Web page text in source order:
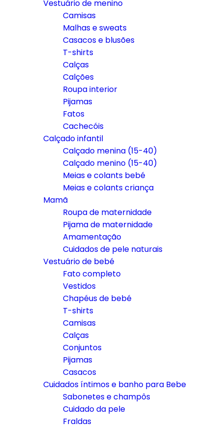
Vestuário de menino
Camisas
Malhas e sweats
Casacos e blusões
T-shirts
Calças
Calções
Roupa interior
Pijamas
Fatos
Cachecóis
Calçado infantil
Calçado menina (15-40)
Calçado menino (15-40)
Meias e colants bebé
Meias e colants criança
Mamã
Roupa de maternidade
Pijama de maternidade
Amamentação
Cuidados de pele naturais
Vestuário de bebé
Fato completo
Vestidos
Chapéus de bebé
T-shirts
Camisas
Calças
Conjuntos
Pijamas
Casacos
Cuidados íntimos e banho para Bebe
Sabonetes e champôs
Cuidado da pele
Fraldas